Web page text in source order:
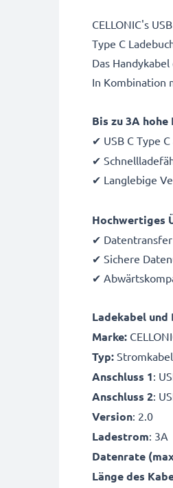
CELLONIC's
Type C
Das
In Kombination
Bis zu 3A
✔ USB C Type
✔
✔ Langlebige
Hochwertiges
✔
✔ Sichere
✔
Ladekabel
Marke:
Typ:
Anschluss 1:
Anschluss 2:
Version: 2.0
Ladestrom: 3A
Datenrate
Länge des